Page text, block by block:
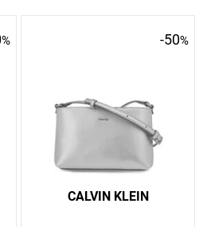
% -50%
CALVIN KLEIN